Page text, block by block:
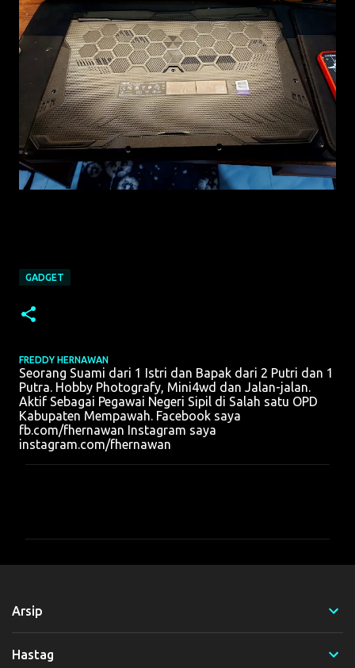
GADGET
FREDDY HERNAWAN
Seorang Suami dari 1 Istri dan Bapak dari 2 Putri dan 1
Putra. Hobby Photografy, Mini4wd dan Jalan-jalan.
Aktif Sebagai Pegawai Negeri Sipil di Salah satu OPD
Kabupaten Mempawah. Facebook saya
fb.com/fhernawan Instagram saya
instagram.com/fhernawan
Arsip
Hastag